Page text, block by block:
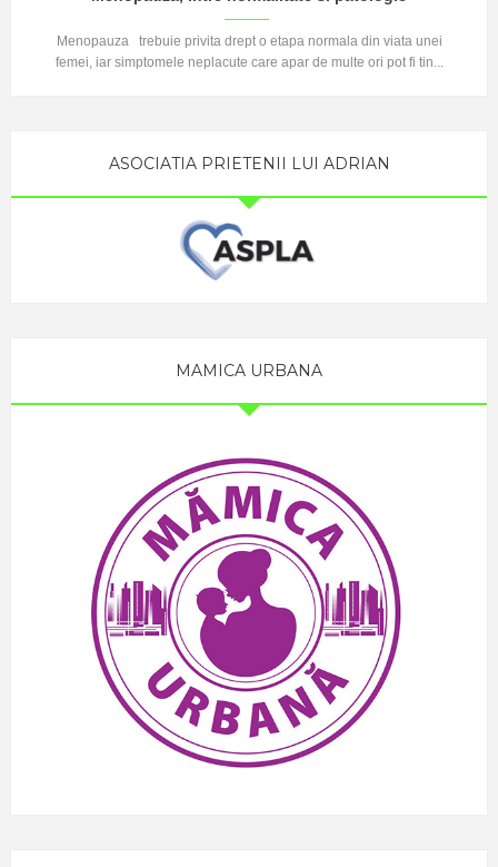
Menopauza trebuie privita drept o etapa normala din viata unei
femei, iar simptomele neplacute care apar de multe ori pot fi tin...
ASOCIATIA PRIETENII LUI ADRIAN
MAMICA URBANA